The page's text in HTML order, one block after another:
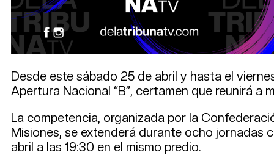
Desde este sábado 25 de abril y hasta el
Apertura Nacional “B”, certamen que reunirá
La competencia, organizada por la
Misiones, se extenderá durante ocho jornadas
abril a las 19:30 en el mismo predio.